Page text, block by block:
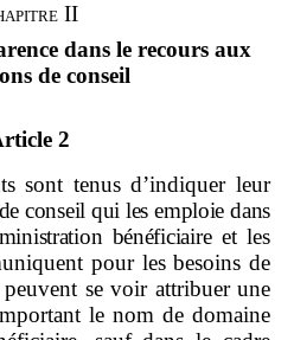
II
dans le recours aux
de conseil
2
sont tenus d’indiquer leur
de conseil qui les emploie dans
bénéficiaireet les
pour les besoins de
se voir attribuer une
le nom de domaine